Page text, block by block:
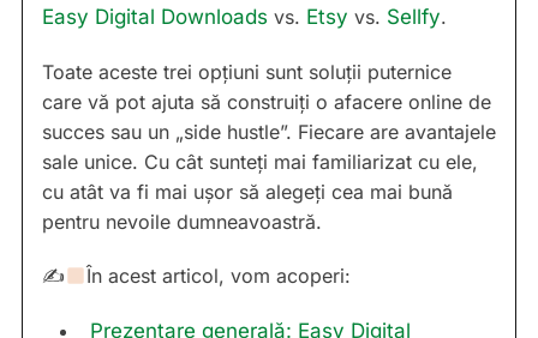
Easy Digital Downloads vs. Etsy vs. Sellfy.
Toate aceste trei opțiuni sunt soluții puternice
care vă pot ajuta să construiți o afacere online de
succes sau un „side hustle”. Fiecare are avantajele
sale unice. Cu cât sunteți mai familiarizat cu ele,
cu atât va fi mai ușor să alegeți cea mai bună
pentru nevoile dumneavoastră.
✍ În acest articol, vom acoperi:
Prezentare generală: Easy Digital